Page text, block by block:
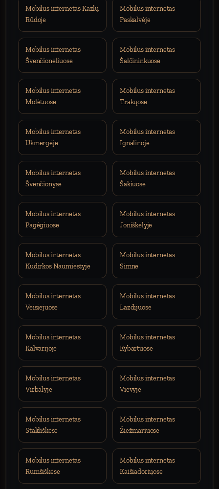
Mobilus internetas Kazlų
Rūdoje
Mobilus internetas
Paskalvėje
Mobilus internetas
Švenčionėliuose
Mobilus internetas
Šalčininkuose
Mobilus internetas
Molėtuose
Mobilus internetas
Trakųose
Mobilus internetas
Ukmergėje
Mobilus internetas
Ignalinoje
Mobilus internetas
Švenčionyse
Mobilus internetas
Šakiuose
Mobilus internetas
Pagėgiuose
Mobilus internetas
Joniškėlyje
Mobilus internetas
Kudirkos Naumiestyje
Mobilus internetas
Simne
Mobilus internetas
Veisiejuose
Mobilus internetas
Lazdijuose
Mobilus internetas
Kalvarijoje
Mobilus internetas
Kybartuose
Mobilus internetas
Virbalyje
Mobilus internetas
Vievyje
Mobilus internetas
Stakliškėse
Mobilus internetas
Žiežmariuose
Mobilus internetas
Rumšiškėse
Mobilus internetas
Kaišiadoriųose